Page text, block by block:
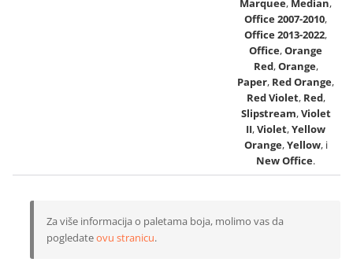
Marquee, Median,
Office 2007-2010,
Office 2013-2022,
Office,Orange
Red,Orange,
Paper, Red Orange,
Red Violet, Red,
Slipstream,Violet
II,Violet,Yellow
Orange,Yellow, i
New Office.
Za više informacija o paletama boja, molimo vas da
pogledateovu stranicu.